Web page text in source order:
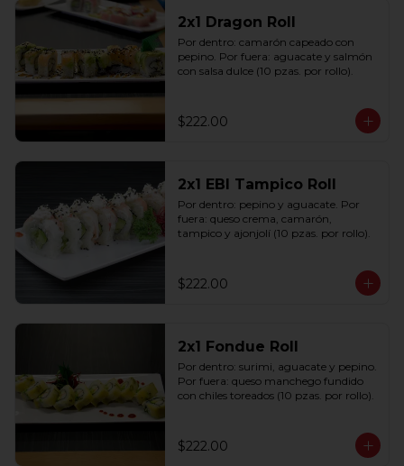
2x1 Dragon Roll
Por dentro: camarón capeado con
pepino. Por fuera: aguacate y salmón
con salsa dulce (10 pzas. por rollo).
$222.00
2x1 EBI Tampico Roll
Por dentro: pepino y aguacate. Por
fuera: queso crema, camarón,
tampico y ajonjolí (10 pzas. por rollo).
$222.00
2x1 Fondue Roll
Por dentro: surimi, aguacate y pepino.
Por fuera: queso manchego fundido
con chiles toreados (10 pzas. por rollo).
$222.00